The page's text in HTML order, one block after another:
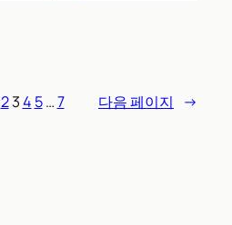
234 5 …7 다음 페이지 →